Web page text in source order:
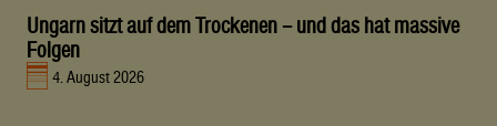
Ungarn sitzt auf dem Trockenen – und das hat massive
Folgen
4. August 2026